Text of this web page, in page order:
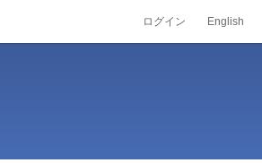
ログイン English